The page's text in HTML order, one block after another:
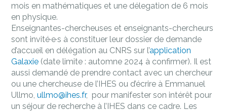
mois en mathématiques et une délegation de 6 mois
en physique.
Enseignantes-chercheuses et enseignants-chercheurs
sont invité·e·s à constituer leur dossier de demande
d’accueil en délégation au CNRS sur l’application
Galaxie (date limite : automne 2024 à confirmer). Il est
aussi demandé de prendre contact avec un chercheur
ou une chercheuse de l’IHES ou d’écrire à Emmanuel
Ullmo,ullmo@ihes.fr, pour manifester son intérêt pour
un séjour de recherche à l’IHES dans ce cadre. Les